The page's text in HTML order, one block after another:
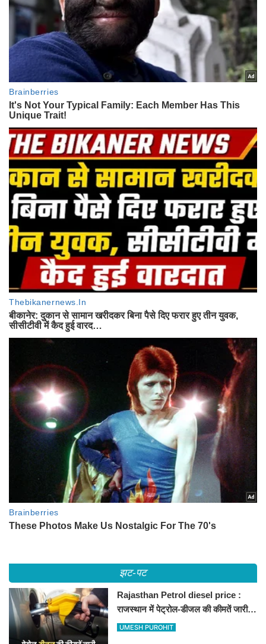
झट-पट
Rajasthan Petrol diesel price :
राजस्थान में पेट्रोल-डीजल की कीमतें जारी,
जानिए बीकानेर समेत पुरे प्रदेश में नए रेट
UMESH PUROHIT